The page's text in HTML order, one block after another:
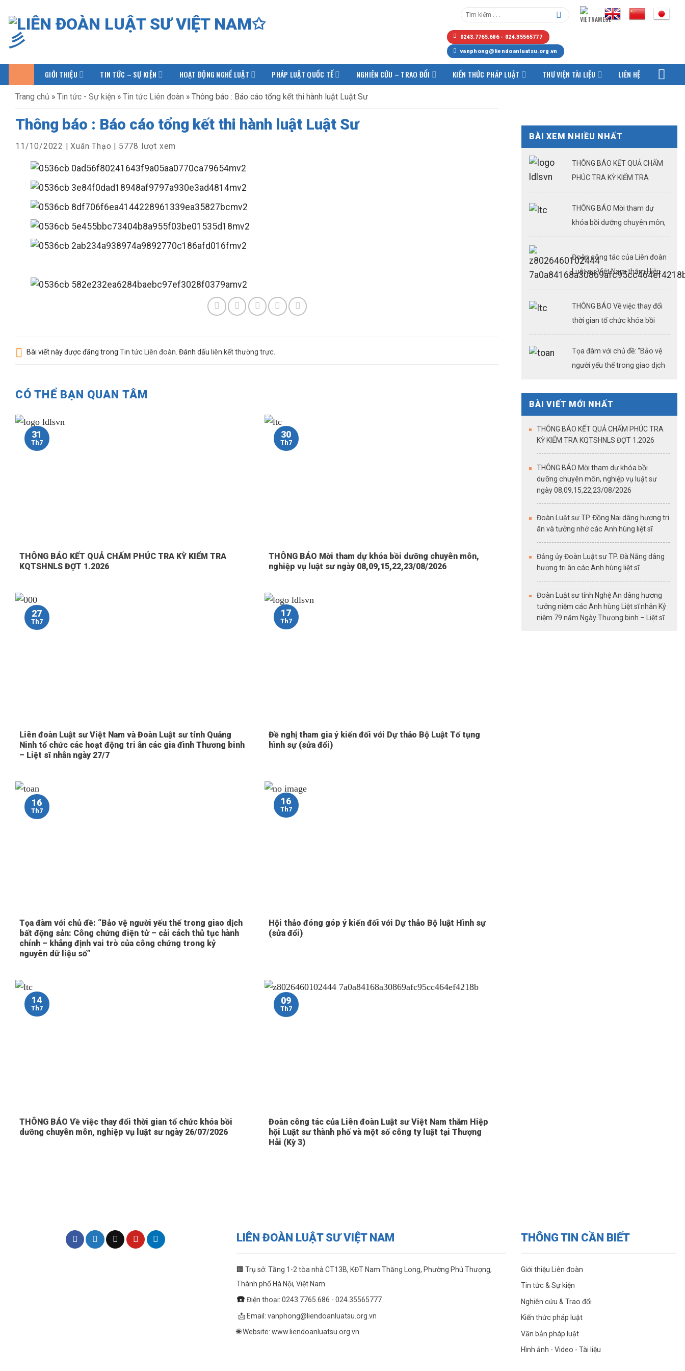
qua
dung
0243.7765.686 - 024.35565777
vanphong@liendoanluatsu.org.vn
GIỚI THIỆU TIN TỨC – SỰ KIỆN HOẠT ĐỘNG NGHỀ LUẬT PHÁP LUẬT QUỐC TẾ NGHIÊN CỨU – TRAO ĐỔI KIẾN THỨC PHÁP LUẬT THƯ VIỆN TÀI LIỆU LIÊN HỆ
Trang chủ » Tin tức - Sự kiện » Tin tức Liên đoàn » Thông báo : Báo cáo tổng kết thi hành luật Luật Sư
Thông báo : Báo cáo tổng kết thi hành luật Luật Sư
11/10/2022 |Xuân Thạo 5778 lượt xem
Bài viết này được đăng trong Tin tức Liên đoàn . Đánh dấu liên kết thường trực
CÓ THỂ BẠN QUAN TÂM
THÔNG BÁO KẾT QUẢ CHẤM PHÚC TRA KỲ KIỂM TRA
KQTSHNLS ĐỢT 1.2026
31
Th7
THÔNG BÁO Mời tham dự khóa bồi dưỡng chuyên môn,
nghiệp vụ luật sư ngày 08,09,15,22,23/08/2026
30
Th7
Liên đoàn Luật sư Việt Nam và Đoàn Luật sư tỉnh Quảng
Ninh tổ chức các hoạt động tri ân các gia đình Thương binh
– Liệt sĩ nhân ngày 27/7
27
Th7
Đề nghị tham gia ý kiến đối với Dự thảo Bộ Luật Tố tụng
hình sự (sửa đổi)
17
Th7
Tọa đàm với chủ đề: “Bảo vệ người yếu thế trong giao dịch
bất động sản: Công chứng điện tử – cải cách thủ tục hành
chính – khẳng định vai trò của công chứng trong kỷ
nguyên dữ liệu số”
16
Th7
Hội thảo đóng góp ý kiến đối với Dự thảo Bộ luật Hình sự
(sửa đổi)
16
Th7
THÔNG BÁO Về việc thay đổi thời gian tổ chức khóa bồi
dưỡng chuyên môn, nghiệp vụ luật sư ngày 26/07/2026
14
Th7
Đoàn công tác của Liên đoàn Luật sư Việt Nam thăm Hiệp
hội Luật sư thành phố và một số công ty luật tại Thượng
Hải (Kỳ 3)
09
Th7
BÀI XEM NHIỀU NHẤT
THÔNG BÁO KẾT QUẢ CHẤM
PHÚC TRA KỲ KIỂM TRA
KQTSHNLS ĐỢT 1.2026
THÔNG BÁO Mời tham dự
khóa bồi dưỡng chuyên môn,
nghiệp vụ luật sư ngày
Đoàn công tác của Liên đoàn
Luật sư Việt Nam thăm Hiệp
số công ty luật tại Thượng Hải
THÔNG BÁO Về việc thay đổi
thời gian tổ chức khóa bồi
dưỡng chuyên môn, nghiệp vụ
luật sư ngày 26/07/2026
Tọa đàm với chủ đề: “Bảo vệ
người yếu thế trong giao dịch
điện tử – cải cách thủ tục
hành chính – khẳng định vai
trò của công chứng trong kỷ
nguyên dữ liệu số”
BÀI VIẾT MỚI NHẤT
THÔNG BÁO KẾT QUẢ CHẤM PHÚC TRA
KỲ KIỂM TRA KQTSHNLS ĐỢT 1.2026
THÔNG BÁO Mời tham dự khóa bồi
dưỡng chuyên môn, nghiệp vụ luật sư
ngày 08,09,15,22,23/08/2026
Đoàn Luật sư TP. Đồng Nai dâng hương tri
ân và tưởng nhớ các Anh hùng liệt sĩ
Đảng ủy Đoàn Luật sư TP. Đà Nẵng dâng
hương tri ân các Anh hùng liệt sĩ
Đoàn Luật sư tỉnh Nghệ An dâng hương
tưởng niệm các Anh hùng Liệt sĩ nhân Kỷ
niệm 79 năm Ngày Thương binh – Liệt sĩ
LIÊN ĐOÀN LUẬT SƯ VIỆT NAM
🏢 Trụ sở: Tầng 1-2 tòa nhà CT13B, KĐT Nam Thăng Long, Phường Phú Thượng,
Thành phố Hà Nội, Việt Nam
☎️ Điện thoại: 0243.7765.686 - 024.35565777
📩 Email: vanphong@liendoanluatsu.org.vn
🌐 Website: www.liendoanluatsu.org.vn
THÔNG TIN CẦN BIẾT
Giới thiệu Liên đoàn
Tin tức & Sự kiện
Nghiên cứu & Trao đổi
Kiến thức pháp luật
Văn bản pháp luật
Hình ảnh - Video - Tài liệu